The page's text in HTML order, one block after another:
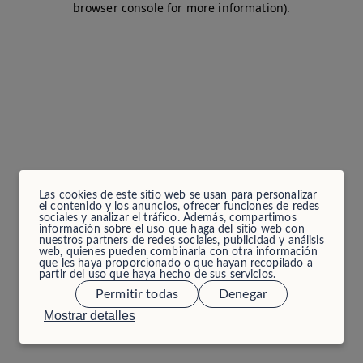
Las cookies de este sitio web se usan para personalizar
el contenido y los anuncios, ofrecer funciones de redes
sociales y analizar el tráfico. Además, compartimos
información sobre el uso que haga del sitio web con
nuestros partners de redes sociales, publicidad y análisis
web, quienes pueden combinarla con otra información
que les haya proporcionado o que hayan recopilado a
partir del uso que haya hecho de sus servicios.
Mostrar detalles
Permitir todas Denegar
browser console for more information).